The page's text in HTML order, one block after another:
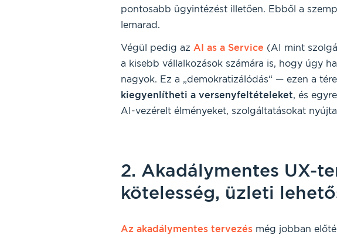
pontosabb ügyintézést illetően. Ebből a
lemarad.
Végül pedig az AI as a Service (AI mint
a kisebb vállalkozások számára is, hogy úgy
nagyok. Ez a „demokratizálódás“ — ezen a
kiegyenlítheti a versenyfeltételeket, és
AI-vezérelt élményeket, szolgáltatásokat
2. Akadálymentes UX-
kötelesség, üzleti
Az akadálymentes tervezésmég jobban